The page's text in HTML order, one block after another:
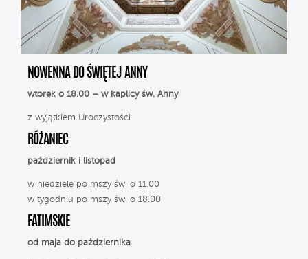
NOWENNA DO ŚWIĘTEJ ANNY
wtorek o 18.00 – w kaplicy św. Anny
z wyjątkiem Uroczystości
RÓŻANIEC
październik i listopad
w niedziele po mszy św. o 11.00
w tygodniu po mszy św. o 18.00
FATIMSKIE
od maja do października